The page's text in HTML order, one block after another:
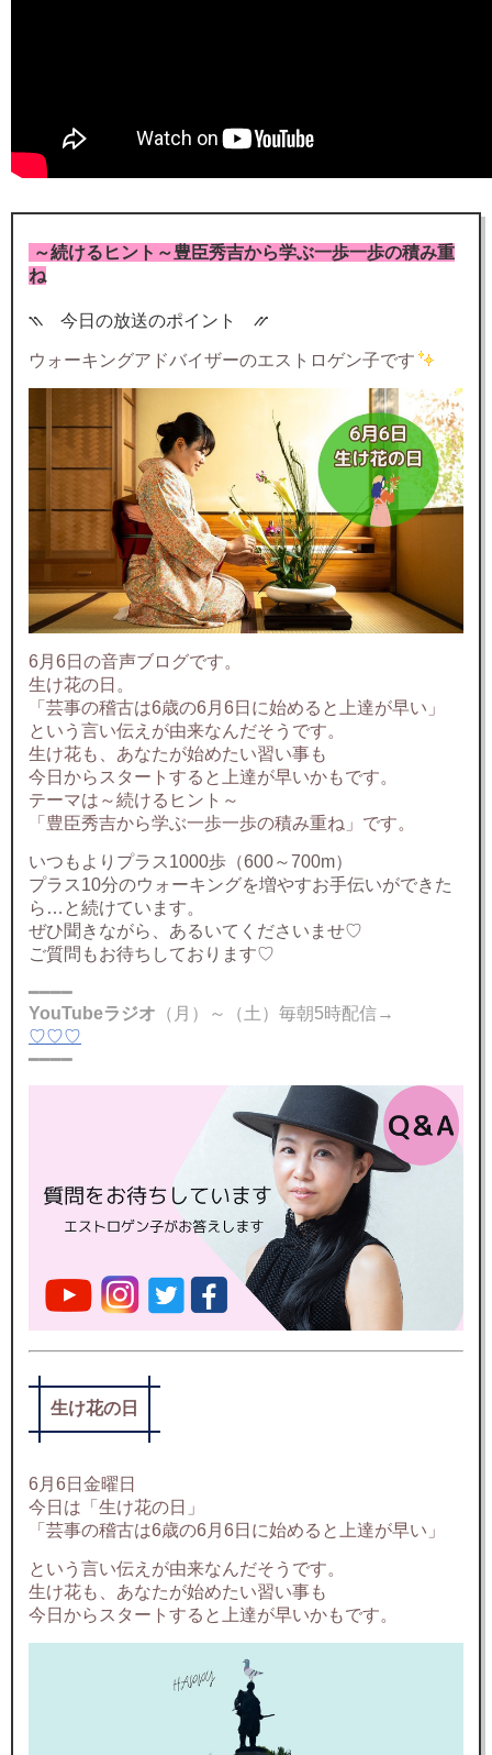
～続けるヒント～豊臣秀吉から学ぶ一歩一歩の積み重
ね
⳹ 今日の放送のポイント ⳼
ウォーキングアドバイザーのエストロゲン子です
6月6日の音声ブログです。
生け花の日。
「芸事の稽古は6歳の6月6日に始めると上達が早い」
という言い伝えが由来なんだそうです。
生け花も、あなたが始めたい習い事も
今日からスタートすると上達が早いかもです。
テーマは～続けるヒント～
「豊臣秀吉から学ぶ一歩一歩の積み重ね」です。
いつもよりプラス1000歩（600～700m）
プラス10分のウォーキングを増やすお手伝いができた
ら…と続けています。
ぜひ聞きながら、あるいてくださいませ♡
ご質問もお待ちしております♡
━━━━
YouTubeラジオ （月）～（土）毎朝5時配信→
♡♡♡
━━━━
生け花の日
6月6日金曜日
今日は「生け花の日」
「芸事の稽古は6歳の6月6日に始めると上達が早い」
という言い伝えが由来なんだそうです。
生け花も、あなたが始めたい習い事も
今日からスタートすると上達が早いかもです。